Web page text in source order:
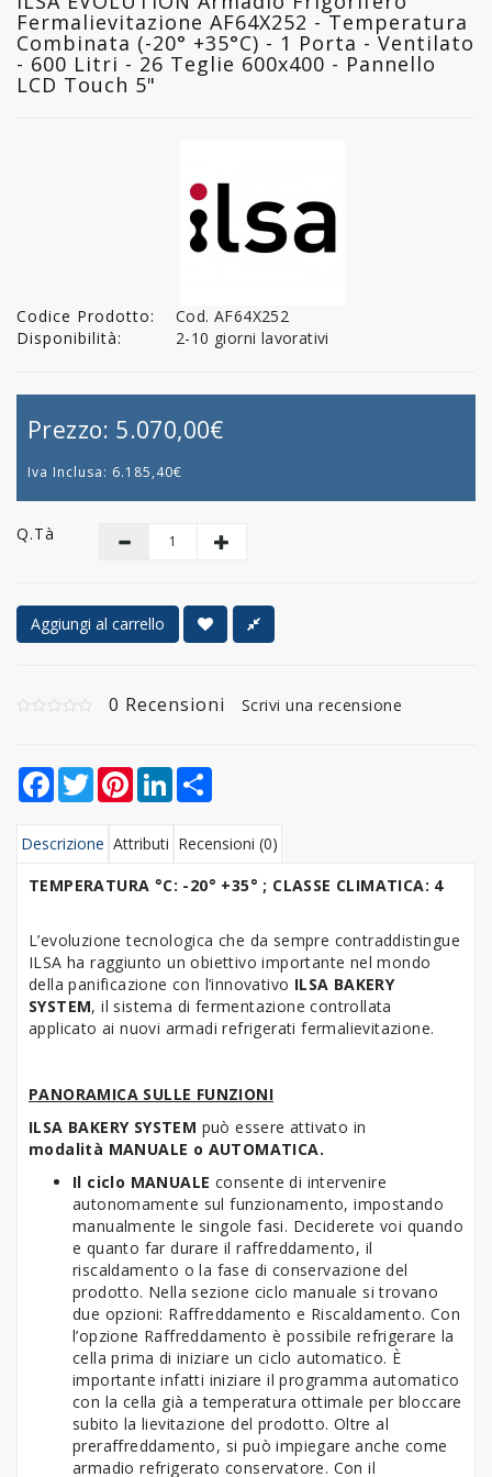
Fermalievitazione AF64X252 - Temperatura
Combinata (-20° +35°C) - 1 Porta - Ventilato
- 600 Litri - 26 Teglie 600x400 - Pannello
LCD Touch 5"
Codice Prodotto:
Cod. AF64X252
Disponibilità:
2-10 giorni lavorativi
Prezzo: 5.070,00€
Iva Inclusa: 6.185,40€
Q.tà
Aggiungi al carrello
0 Recensioni Scrivi una recensione
Facebook
TwitterPinterestLinkedIn
Descrizione Attributi Recensioni (0)
TEMPERATURA °C: -20° +35° ; CLASSE CLIMATICA: 4
L’evoluzione tecnologica che da sempre contraddistingue
ILSA ha raggiunto un obiettivo importante nel mondo
della panificazione con l’innovativo ILSA BAKERY
SYSTEM, il sistema di fermentazione controllata
applicato ai nuovi armadi refrigerati fermalievitazione.
PANORAMICA SULLE FUNZIONI
ILSA BAKERY SYSTEM può essere attivato in
modalità MANUALE o AUTOMATICA.
Il ciclo MANUALE consente di intervenire
autonomamente sul funzionamento, impostando
manualmente le singole fasi. Deciderete voi quando
e quanto far durare il raffreddamento, il
riscaldamento o la fase di conservazione del
prodotto. Nella sezione ciclo manuale si trovano
due opzioni: Raffreddamento e Riscaldamento. Con
l’opzione Raffreddamento è possibile refrigerare la
cella prima di iniziare un ciclo automatico. È
importante infatti iniziare il programma automatico
con la cella già a temperatura ottimale per bloccare
subito la lievitazione del prodotto. Oltre al
preraffreddamento, si può impiegare anche come
armadio refrigerato conservatore. Con il